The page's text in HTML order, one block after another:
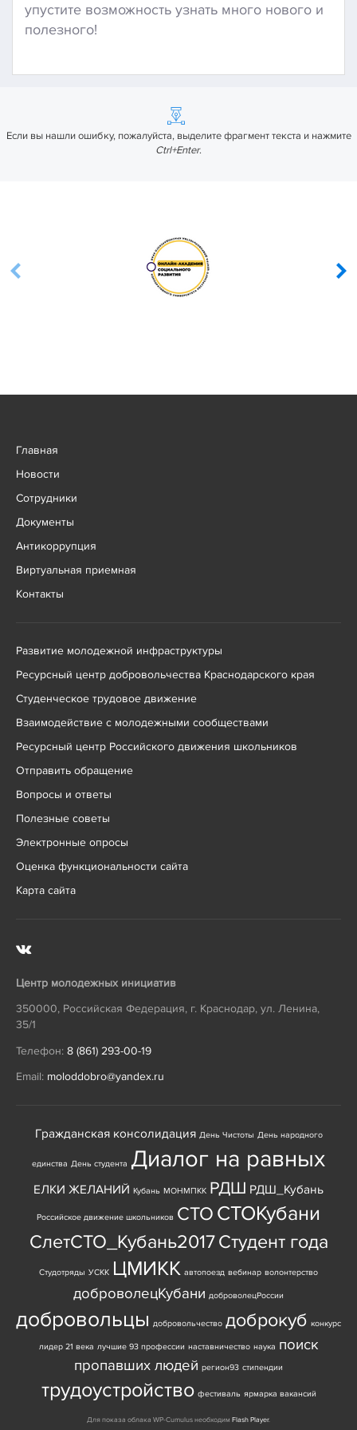
упустите возможность узнать много нового и
полезного!
Если вы нашли ошибку, пожалуйста, выделите фрагмент текста и нажмите
Ctrl+Enter.
Главная
Новости
Сотрудники
Документы
Антикоррупция
Виртуальная приемная
Контакты
Развитие молодежной инфраструктуры
Ресурсный центр добровольчества Краснодарского края
Студенческое трудовое движение
Взаимодействие с молодежными сообществами
Ресурсный центр Российского движения школьников
Отправить обращение
Вопросы и ответы
Полезные советы
Электронные опросы
Оценка функциональности сайта
Карта сайта
Центр молодежных инициатив
350000, Российская Федерация, г. Краснодар, ул. Ленина,
35/1
Телефон: 8 (861) 293-00-19
Email: moloddobro@yandex.ru
Гражданская консолидация День Чистоты День народного
единства День студента Диалог на равных
ЕЛКИ ЖЕЛАНИЙ Кубань МОНМПКК РДШ РДШ_Кубань
Российское движение школьников СТО СТОКубани
СлетСТО_Кубань2017Студент года
Студотряды УСКК ЦМИКК автопоезд вебинар волонтерство
доброволецКубани доброволецРоссии
добровольцы добровольчество доброкуб конкурс
лидер 21 века лучшие 93 профессии наставничество наука поиск
пропавших людей регион93 стипендии
трудоустройство фестиваль ярмарка вакансий
Для показа облака WP-Cumulus необходим Flash Player.